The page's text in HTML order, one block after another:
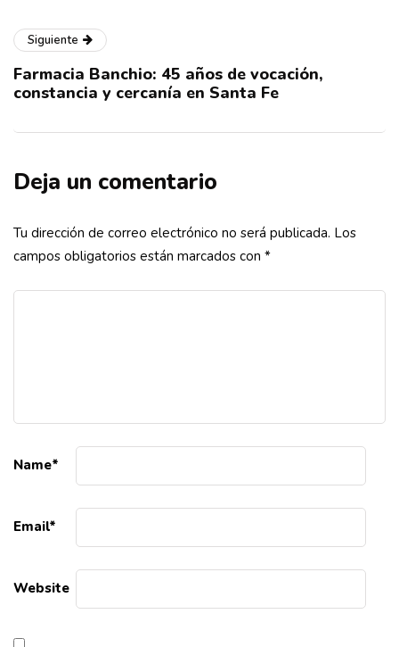
Siguiente
Farmacia Banchio: 45 años de vocación,
constancia y cercanía en Santa Fe
Deja un comentario
Tu dirección de correo electrónico no será publicada. Los
campos obligatorios están marcados con *
Name*
Email*
Website